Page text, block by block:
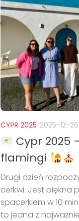
CYPR 2025 2025-12-26
Cypr 2025
flamingi
Drugi dzień
cerkwi. Jest piękna
spacerkiem w 10
to jedna z